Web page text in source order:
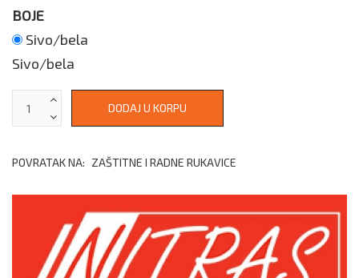
BOJE
Sivo/bela
Sivo/bela
POVRATAK NA: ZAŠTITNE I RADNE RUKAVICE